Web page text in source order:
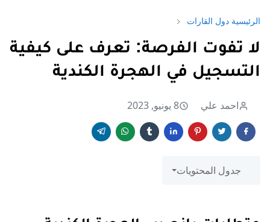
الرئيسية دول القارات
لا تفوت الفرصة: تعرف على كيفية
التسجيل في الهجرة الكندية
احمد علي 8 يونيو, 2023
جدول المحتويات